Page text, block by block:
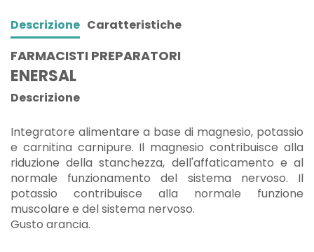
Descrizione Caratteristiche
FARMACISTI PREPARATORI
ENERSAL
Descrizione
Integratore alimentare a base di magnesio, potassio
e carnitina carnipure. Il magnesio contribuisce alla
riduzione della stanchezza, dell'affaticamento e al
normale funzionamento del sistema nervoso. Il
potassio contribuisce alla normale funzione
muscolare e del sistema nervoso.
Gusto arancia.